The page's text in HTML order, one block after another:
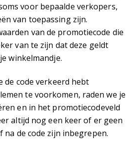
voor bepaalde verkopers,
van toepassing zijn.
van de promotiecode die
van te zijn dat deze geldt
winkelmandje.
de code verkeerd hebt
te voorkomen, raden we je
en in het promotiecodeveld
altijd nog een keer of er geen
de code zijn inbegrepen.